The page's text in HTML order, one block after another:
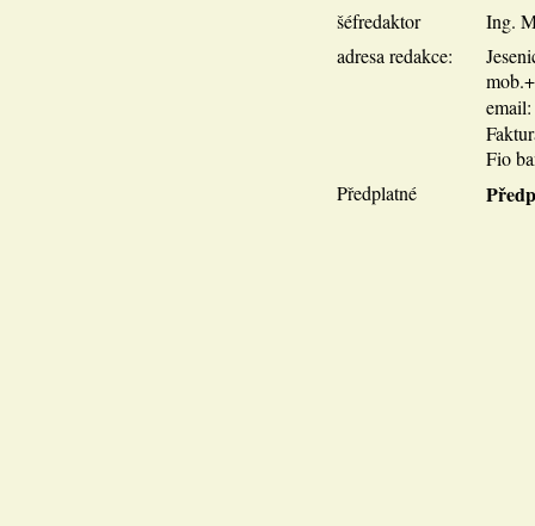
šéfredaktor
Ing.
adresa redakce:
email:
Fio
Předplatné